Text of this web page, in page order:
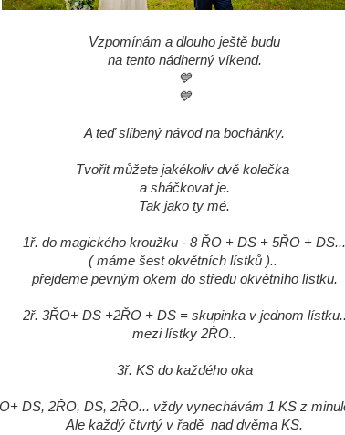
Vzpomínám a dlouho ještě budu
na tento nádherný víkend.
💙
💙
A teď slíbený návod na bochánky.
Tvořit můžete jakékoliv dvě kolečka
a sháčkovat je.
Tak jako ty mé.
1ř. do magického kroužku - 8 ŘO + DS + 5ŘO + DS...
( máme šest okvětních lístků )..
přejdeme pevným okem do středu okvětního lístku.
2ř. 3ŘO+ DS +2ŘO + DS = skupinka v jednom lístku..
mezi lístky 2ŘO..
3ř. KS do každého oka
DS, 2ŘO, DS, 2ŘO... vždy vynechávám 1 KS z
Ale každý čtvrtý v řadě nad dvěma KS.